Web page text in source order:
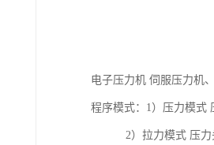
电子压力机 伺服压力机
程序模式：1）压力模式
2）拉力模式 压力头